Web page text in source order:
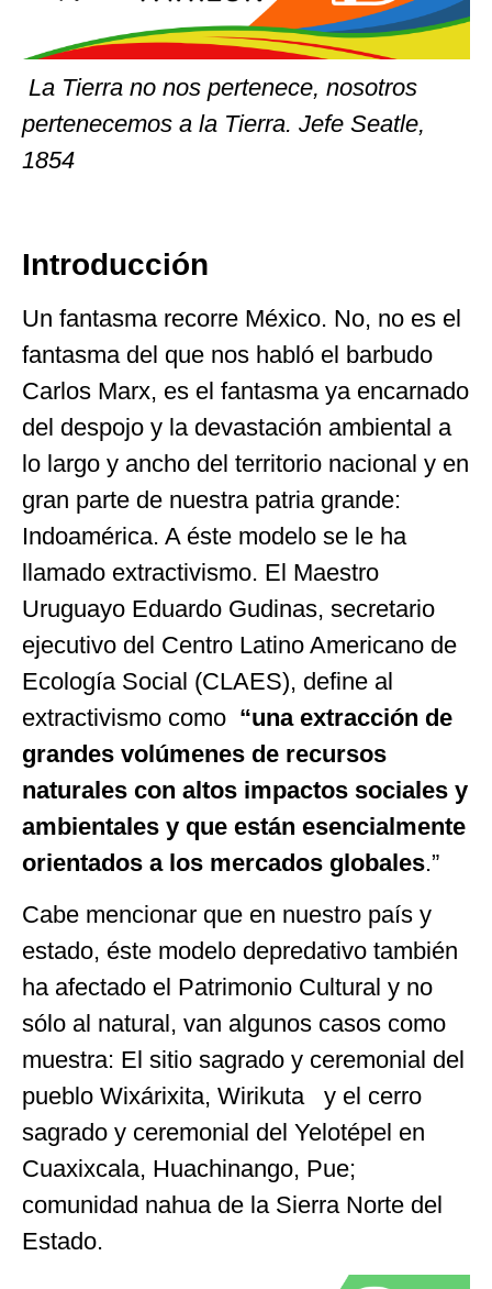
La Tierra no nos pertenece, nosotros
pertenecemos a la Tierra. Jefe Seatle,
1854
Introducción
Un fantasma recorre México. No, no es el
fantasma del que nos habló el barbudo
Carlos Marx, es el fantasma ya encarnado
del despojo y la devastación ambiental a
lo largo y ancho del territorio nacional y en
gran parte de nuestra patria grande:
Indoamérica. A éste modelo se le ha
llamado extractivismo. El Maestro
Uruguayo Eduardo Gudinas, secretario
ejecutivo del Centro Latino Americano de
Ecología Social (CLAES), define al
extractivismo como “una extracción de
grandes volúmenes de recursos
naturales con altos impactos sociales y
ambientales y que están esencialmente
orientados a los mercados globales.”
Cabe mencionar que en nuestro país y
estado, éste modelo depredativo también
ha afectado el Patrimonio Cultural y no
sólo al natural, van algunos casos como
muestra: El sitio sagrado y ceremonial del
pueblo Wixárixita, Wirikuta y el cerro
sagrado y ceremonial del Yelotépel en
Cuaxixcala, Huachinango, Pue;
comunidad nahua de la Sierra Norte del
Estado.